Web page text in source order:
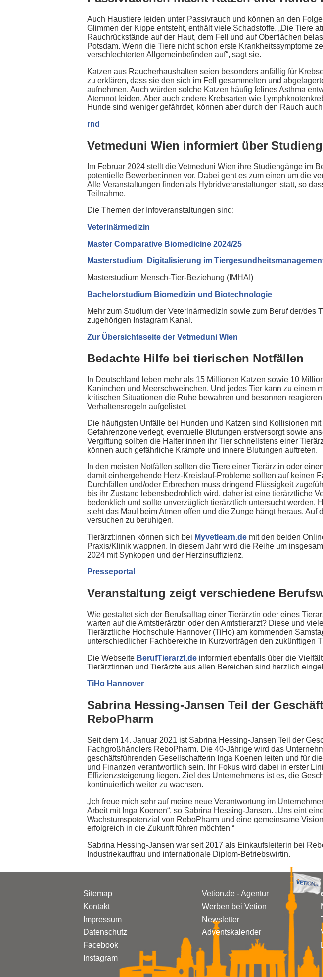
Auch Haustiere leiden unter Passivrauch und können an den
Glimmen der Kippe entsteht, enthält viele Schadstoffe. „Die Tiere
Rauchrückstände auf der Haut, dem Fell und auf Oberflächen
Potsdam. Wenn die Tiere nicht schon erste Krankheitssymptome
verschlechterten Allgemeinbefinden auf“, sagt sie.
Katzen aus Raucherhaushalten seien besonders anfällig für
zu erklären, dass sie den sich im Fell gesammelten und
aufnehmen. Auch würden solche Katzen häufig felines Asthma
Atemnot leiden. Aber auch andere Krebsarten wie
Hunde sind weniger gefährdet, können aber durch den Rauch
rnd
Vetmeduni Wien informiert über
Im Februar 2024 stellt die Vetmeduni Wien ihre Studiengänge im
potentielle Bewerber:innen vor. Dabei geht es zum einen um die
Alle Veranstaltungen finden als Hybridveranstaltungen statt, so
Teilnahme.
Die Themen der Infoveranstaltungen sind:
Veterinärmedizin
Master Comparative Biomedicine 2024/25
Masterstudium Digitalisierung im
Masterstudium Mensch-Tier-Beziehung (IMHAI)
Bachelorstudium Biomedizin und Biotechnologie
Mehr zum Studium der Veterinärmedizin sowie zum Beruf der/des
zugehörigen Instagram Kanal.
Zur Übersichtsseite der Vetmeduni Wien
Bedachte Hilfe bei tierischen Notfällen
In Deutschland leben mehr als 15 Millionen Katzen sowie 10
Kaninchen und Meerschweinchen. Und jedes Tier kann zu einem
kritischen Situationen die Ruhe bewahren und besonnen
Verhaltensregeln aufgelistet.
Die häufigsten Unfälle bei Hunden und Katzen sind Kollisionen
Gefahrenzone verlegt, eventuelle Blutungen erstversorgt sowie
Vergiftung sollten die Halter:innen ihr Tier schnellstens einer
können auch gefährliche Krämpfe und innere Blutungen auftreten.
In den meisten Notfällen sollten die Tiere einer Tierärztin oder
damit einhergehende Herz-Kreislauf-Probleme sollten auf keinen
Durchfällen und/oder Erbrechen muss dringend Flüssigkeit
bis ihr Zustand lebensbedrohlich wird, daher ist eine tierärztliche
bedenklich und sollte unverzüglich tierärztlich untersucht werden.
steht das Maul beim Atmen offen und die Zunge hängt heraus.
versuchen zu beruhigen.
Tierärzt:innen können sich bei Myvetlearn.de mit den beiden
Praxis/Klinik wappnen. In diesem Jahr wird die Reihe um
2024 mit Synkopen und der Herzinsuffizienz.
Presseportal
Veranstaltung zeigt verschiedene
Wie gestaltet sich der Berufsalltag einer Tierärztin oder eines
warten auf die Amtstierärztin oder den Amtstierarzt? Diese und
Tierärztliche Hochschule Hannover (TiHo) am kommenden
unterschiedlicher Fachbereiche in Kurzvorträgen den zukünftigen
Die Webseite BerufTierarzt.de informiert ebenfalls über die
Tierärztinnen und Tierärzte aus allen Bereichen sind herzlich
TiHo Hannover
Sabrina Hessing-Jansen Teil der
ReboPharm
Seit dem 14. Januar 2021 ist Sabrina Hessing-Jansen Teil der
Fachgroßhändlers ReboPharm. Die 40-Jährige wird das
geschäftsführenden Gesellschafterin Inga Koenen leiten und für
und Finanzen verantwortlich sein. Ihr Fokus wird dabei in erster
Effizienzsteigerung liegen. Ziel des Unternehmens ist es, die
kontinuierlich weiter zu wachsen.
„Ich freue mich sehr auf meine neue Verantwortung im
Arbeit mit Inga Koenen“, so Sabrina Hessing-Jansen. „Uns eint
Wachstumspotenzial von ReboPharm und eine gemeinsame
erfolgreich in die Zukunft führen möchten.“
Sabrina Hessing-Jansen war seit 2017 als Einkaufsleiterin bei
Industriekauffrau und internationale Diplom-Betriebswirtin.
Sitemap
Kontakt
Impressum
Datenschutz
Facebook
Instagram
Vetion.de - Agentur
Werben bei Vetion
Newsletter
Adventskalender